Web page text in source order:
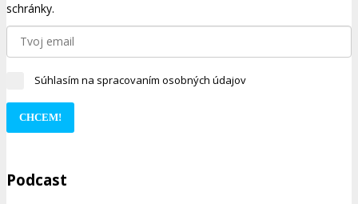
schránky.
Súhlasím na spracovaním osobných údajov
CHCEM!
Podcast